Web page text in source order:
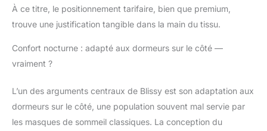
également certifié
Oeko-Tex Standard
est sans danger pour
améliorer l'apparence
des cheveux et de la
peau pendant le
À ce titre, le positionnement tarifaire, bien que premium,
trouve une justification tangible dans la main du tissu.
Confort nocturne : adapté aux dormeurs sur le côté —
vraiment ?
L’un des arguments centraux de Blissy est son adaptation aux
dormeurs sur le côté, une population souvent mal servie par
les masques de sommeil classiques. La conception du